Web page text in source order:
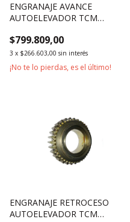
ENGRANAJE AVANCE
AUTOELEVADOR TCM
$799.809,00
3 x $266.603,00 sin interés
¡No te lo pierdas, es el último!
ENGRANAJE RETROCESO
AUTOELEVADOR TCM